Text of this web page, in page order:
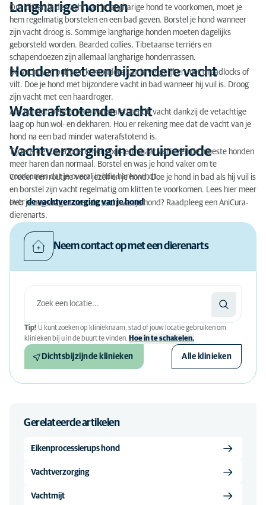
Vachtverzorging in de ruiperiode
Langharige honden
Om klitten in de vacht van je langharige hond te voorkomen, moet je
hem regelmatig borstelen en een bad geven. Borstel je hond wanneer
zijn vacht droog is. Sommige langharige honden moeten dagelijks
geborsteld worden. Bearded collies, Tibetaanse terriërs en
schapendoezen zijn allemaal langharige hondenrassen.
Honden met een bijzondere vacht
De vacht van puli’s en komondors kan je vergelijken met dreadlocks of
vilt. Doe je hond met bijzondere vacht in bad wanneer hij vuil is. Droog
zijn vacht met een haardroger.
Waterafstotende vacht
Alle honden hebben een waterafstotende vacht dankzij de vetachtige
laag op hun wol- en dekharen. Hou er rekening mee dat de vacht van je
hond na een bad minder waterafstotend is.
Vachtverzorging in de ruiperiode
Tijdens de ruiperiode in het voor- en najaar verliezen de meeste honden
meer haren dan normaal. Borstel en was je hond vaker om te
voorkomen dat je overal in huis haren vindt.
Creëer een routine voor jezelf en je hond. Doe je hond in bad als hij vuil is
en borstel zijn vacht regelmatig om klitten te voorkomen. Lees hier meer
overde vachtverzorging van je hond .
Heb je nog vragen over de vacht van je hond? Raadpleeg een AniCura-
dierenarts.
Neem contact op met een dierenarts
Tip! U kunt zoeken op klinieknaam, stad of jouw locatie gebruiken om
klinieken bij u in de buurt te vinden. Hoe in te schakelen.
Dichtsbijzijnde klinieken Alle klinieken
Gerelateerde artikelen
Eikenprocessierups hond
Vachtverzorging
Vachtmijt